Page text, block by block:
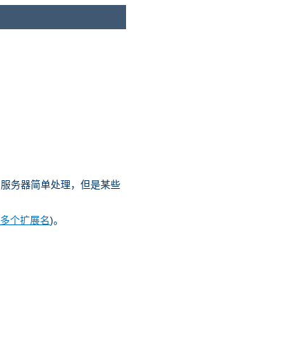
务器简单处理，但是某些
个扩展名)。